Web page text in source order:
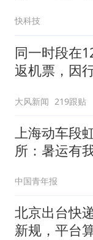
透露
快科技
同一时段在
返机票，因
鹏航空扣票
空全退
大风新闻 219跟贴
上海动车段
所：暑运有
中国青年报
北京出台快
新规，平台